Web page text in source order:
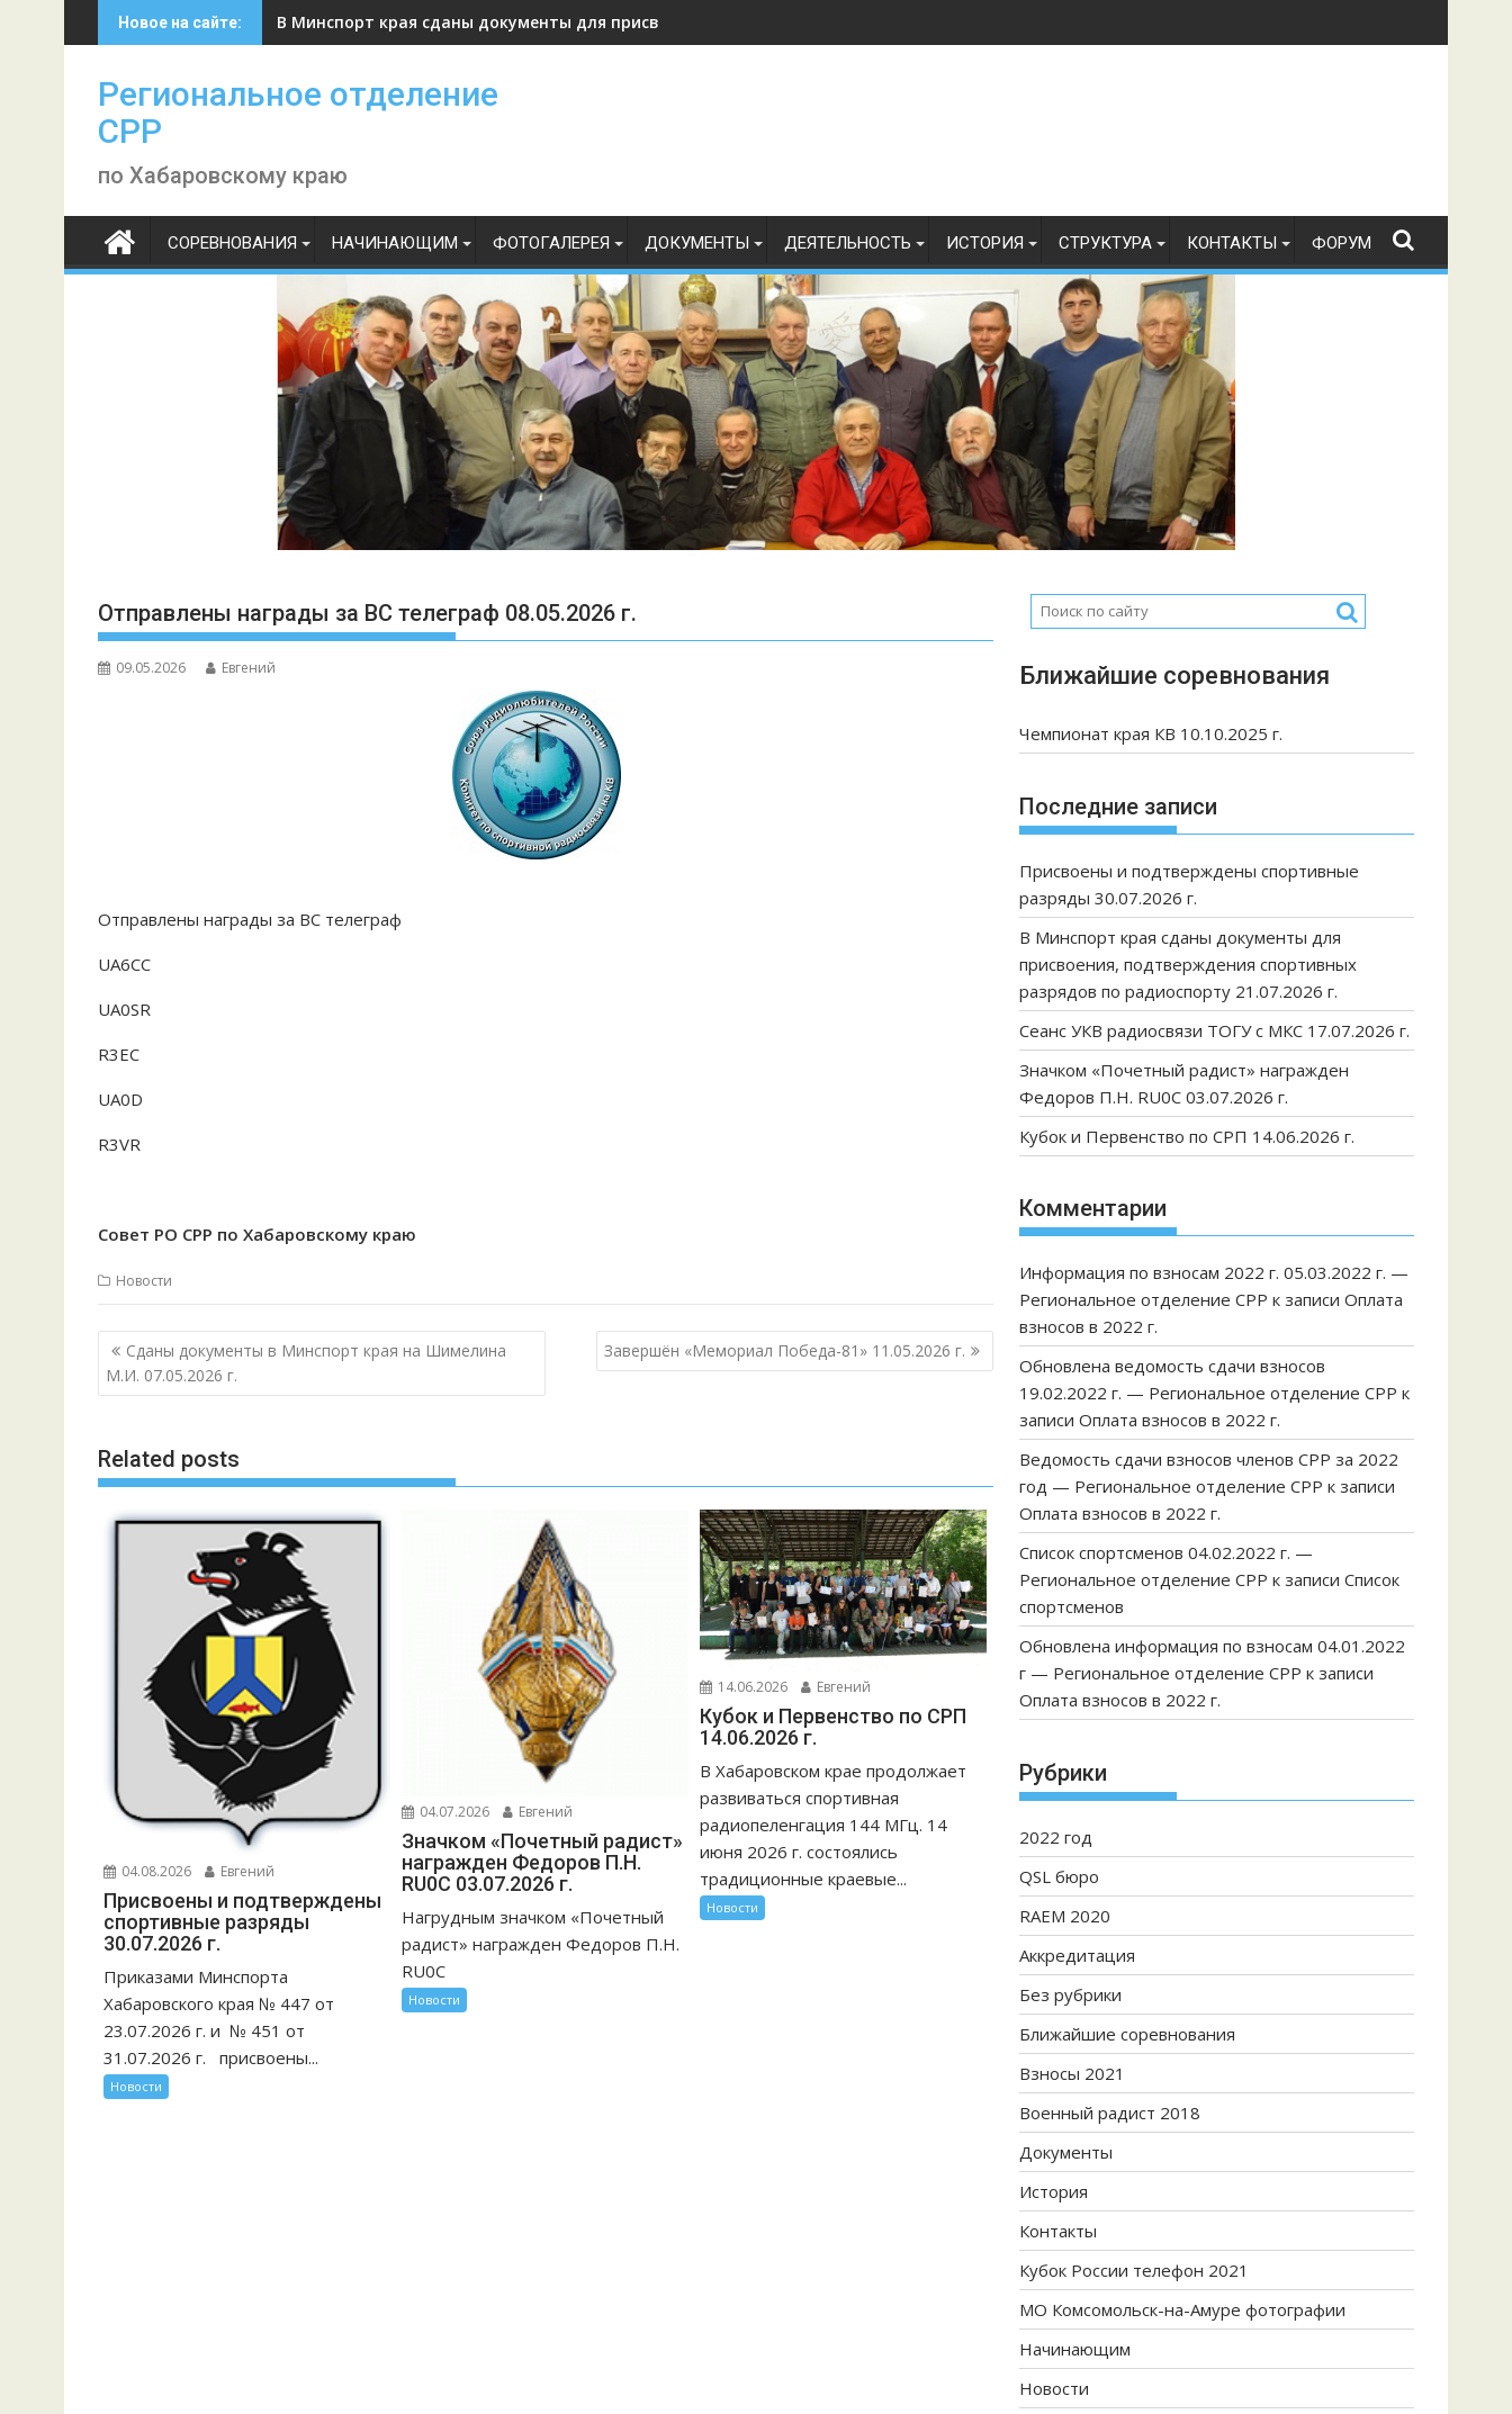
to
Новое на сайте: В Минспорт края сданы документы для присвоения, подтверждения спортивных разрядов по радиоспорту 21.07.2026 г.
Региональное отделение
СРР
по Хабаровскому краю
СОРЕВНОВАНИЯ НАЧИНАЮЩИМ ФОТОГАЛЕРЕЯ ДОКУМЕНТЫ ДЕЯТЕЛЬНОСТЬ ИСТОРИЯ СТРУКТУРА КОНТАКТЫ ФОРУМ
Отправлены награды за ВС телеграф 08.05.2026 г.
09.05.2026 Евгений
Отправлены награды за ВС телеграф
UA6CC
UA0SR
R3EC
UA0D
R3VR
Совет РО СРР по Хабаровскому краю
Новости
Навигация
по
записям
Сданы документы в Минспорт края на Шимелина
М.И. 07.05.2026 г.
Завершён «Мемориал Победа-81» 11.05.2026 г.
Related posts
04.08.2026 Евгений
Присвоены и подтверждены
спортивные разряды
30.07.2026 г.
Приказами Минспорта
Хабаровского края № 447 от
23.07.2026 г. и № 451 от
31.07.2026 г. присвоены...
Новости
04.07.2026 Евгений
Значком «Почетный радист»
награжден Федоров П.Н.
RU0C 03.07.2026 г.
Нагрудным значком «Почетный
радист» награжден Федоров П.Н.
RU0C
Новости
14.06.2026 Евгений
Кубок и Первенство по СРП
14.06.2026 г.
В Хабаровском крае продолжает
развиваться спортивная
радиопеленгация 144 МГц. 14
июня 2026 г. состоялись
традиционные краевые...
Новости
Ближайшие соревнования
Чемпионат края КВ 10.10.2025 г.
Последние записи
Присвоены и подтверждены спортивные
разряды 30.07.2026 г.
В Минспорт края сданы документы для
присвоения, подтверждения спортивных
разрядов по радиоспорту 21.07.2026 г.
Сеанс УКВ радиосвязи ТОГУ с МКС 17.07.2026 г.
Значком «Почетный радист» награжден
Федоров П.Н. RU0C 03.07.2026 г.
Кубок и Первенство по СРП 14.06.2026 г.
Комментарии
Информация по взносам 2022 г. 05.03.2022 г. —
Региональное отделение СРР к записи Оплата
взносов в 2022 г.
Обновлена ведомость сдачи взносов
19.02.2022 г. — Региональное отделение СРР к
записи Оплата взносов в 2022 г.
Ведомость сдачи взносов членов СРР за 2022
год — Региональное отделение СРР к записи
Оплата взносов в 2022 г.
Список спортсменов 04.02.2022 г. —
Региональное отделение СРР к записи Список
спортсменов
Обновлена информация по взносам 04.01.2022
г — Региональное отделение СРР к записи
Оплата взносов в 2022 г.
Рубрики
2022 год
QSL бюро
RAEM 2020
Аккредитация
Без рубрики
Ближайшие соревнования
Взносы 2021
Военный радист 2018
Документы
История
Контакты
Кубок России телефон 2021
МО Комсомольск-на-Амуре фотографии
Начинающим
Новости